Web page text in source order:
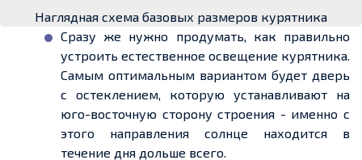
Наглядная схема базовых размеров курятника
Сразу же нужно продумать, как правильно
устроить естественное освещение курятника.
Самым оптимальным вариантом будет дверь
с остеклением, которую устанавливают на
юго-восточную сторону строения - именно с
этого направления солнце находится в
течение дня дольше всего.